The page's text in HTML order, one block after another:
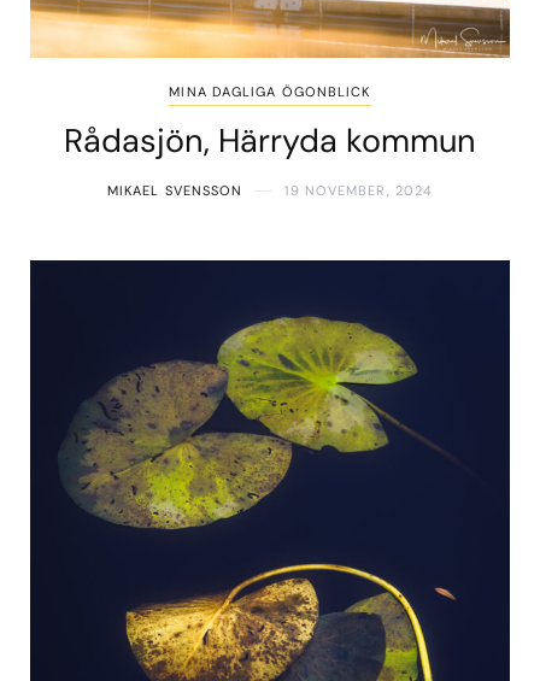
MINA DAGLIGA ÖGONBLICK
Rådasjön, Härryda kommun
MIKAEL SVENSSON 19 NOVEMBER, 2024